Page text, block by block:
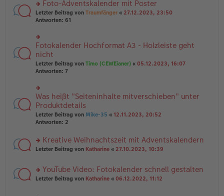
ger
B
ei
tr
g
el
es
e
er
B
ei
tr
a
g
rs
te
u
n
g
el
es
e
er
B
ei
tr
a
g
Foto-Adventskalender mit Poster
Letzter Beitrag von Traumfänger « 27.12.2023, 23:50
Antworten: 61
rs
te
r
u
n
el
es
e
n
er
tr
a
Fotokalender Hochformat A3 - Holzleiste geht
nicht
Letzter Beitrag von Timo (CEWEianer) « 05.12.2023, 16:07
Antworten: 7
rs
te
r
u
n
el
es
er
B
Was heißt "Seiteninhalte mitverschieben" unter
Produktdetails
Letzter Beitrag von Mike-35 « 12.11.2023, 20:52
Antworten: 2
rs
u
n
Kreative Weihnachtszeit mit Adventskalendern
Letzter Beitrag von Katharine « 27.10.2023, 10:39
rs
YouTube Video: Fotokalender schnell gestalten
Letzter Beitrag von Katharine « 06.12.2022, 11:12